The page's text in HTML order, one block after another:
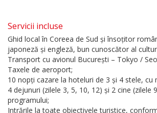
Servicii incluse
Ghid local în Coreea de Sud și însoțitor
japoneză și engleză, bun cunoscător al
Transport cu avionul București – Tokyo /
Taxele de aeroport;
10 nopți cazare la hoteluri de 3 și 4 stele, cu
4 dejunuri (zilele 3, 5, 10, 12) și 2 cine (zilele
programului;
Intrările la toate obiectivele turistice,